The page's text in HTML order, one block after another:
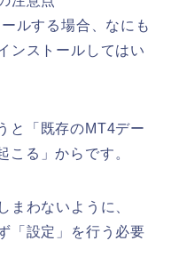
ルする場合、なにも
ンストールしてはい
と「既存のMT4デー
こる」からです。
まわないように、
「設定」を行う必要